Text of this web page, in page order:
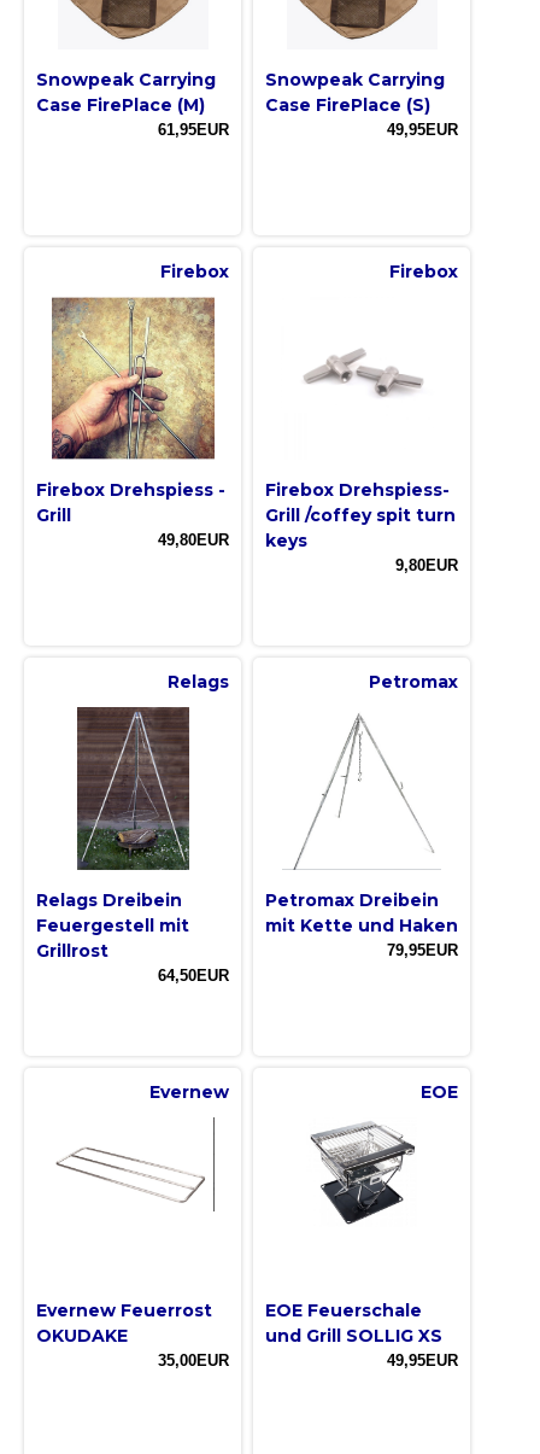
Snowpeak Carrying
Case FirePlace (M)
61,95EUR
Snowpeak Carrying
Case FirePlace (S)
49,95EUR
Firebox
Firebox Drehspiess -
Grill
49,80EUR
Firebox
Firebox Drehspiess-
Grill /coffey spit turn
keys
9,80EUR
Relags
Relags Dreibein
Feuergestell mit
Grillrost
64,50EUR
Petromax
Petromax Dreibein
mit Kette und Haken
79,95EUR
Evernew
Evernew Feuerrost
OKUDAKE
35,00EUR
EOE
EOE Feuerschale
und Grill SOLLIG XS
49,95EUR